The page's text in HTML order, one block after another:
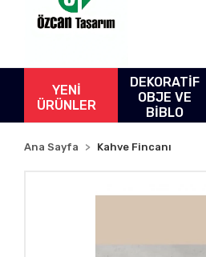
YENİ
ÜRÜNLER
DEKORATİF
OBJE VE
BİBLO
Ana Sayfa Kahve Fincanı